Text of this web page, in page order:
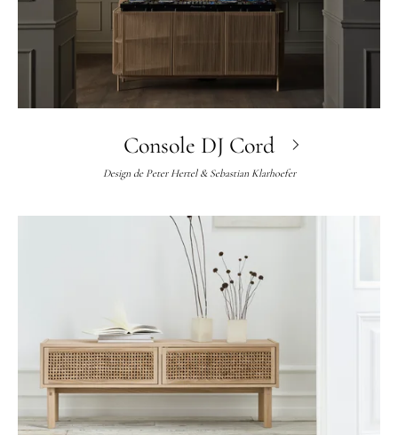
Console DJ Cord
Design de Peter Hertel & Sebastian Klarhoefer